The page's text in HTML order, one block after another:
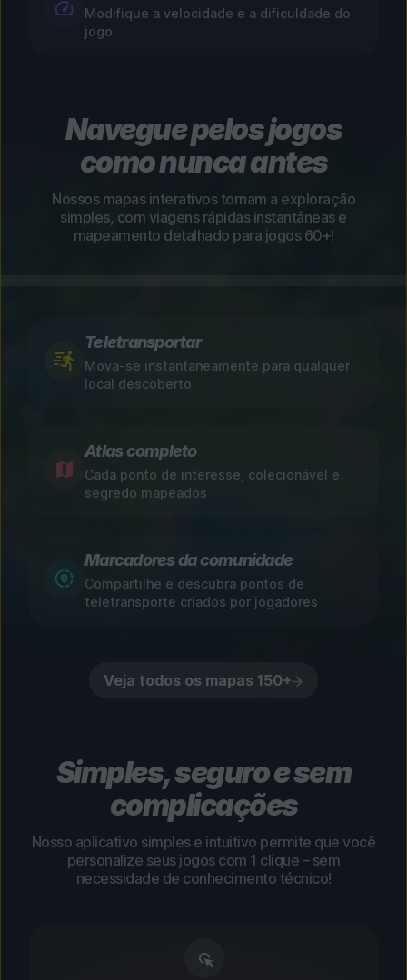
Modifique a velocidade e a dificuldade do
jogo
Navegue pelos jogos
como nunca antes
Nossos mapas interativos tornam a exploração
simples, com viagens rápidas instantâneas e
mapeamento detalhado para jogos 60+!
Teletransportar
Mova-se instantaneamente para qualquer
local descoberto
Atlas completo
Cada ponto de interesse, colecionável e
segredo mapeados
Marcadores da comunidade
Compartilhe e descubra pontos de
teletransporte criados por jogadores
Veja todos os mapas 150+
Simples, seguro e sem
complicações
Nosso aplicativo simples e intuitivo permite que você
personalize seus jogos com 1 clique – sem
necessidade de conhecimento técnico!